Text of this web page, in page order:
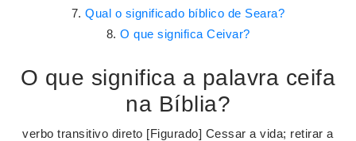
Qual o significado bíblico de Seara?
O que significa Ceivar?
O que significa a palavra ceifa
na Bíblia?
verbo transitivo direto [Figurado] Cessar a vida; retirar a